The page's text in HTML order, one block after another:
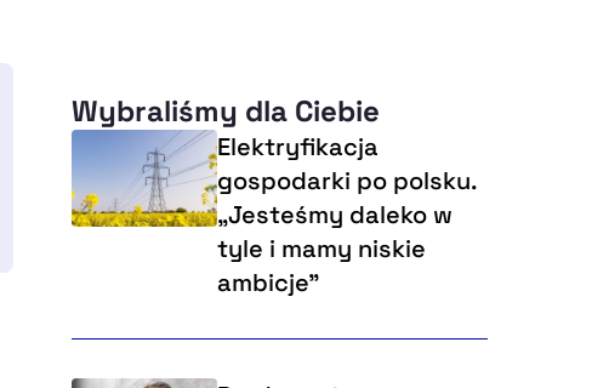
Wybraliśmy dla Ciebie
Elektryfikacja
gospodarki po polsku.
„Jesteśmy daleko w
tyle i mamy niskie
ambicje”